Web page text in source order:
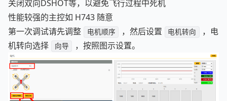
关闭双向DSHOT等，以避免飞行过程中死机
性能较强的主控如 H743 随意
第一次调试请先调整
电机顺序 ，然后设置 电机转向
，电
机转向选择
向导 ，按照图示设置。